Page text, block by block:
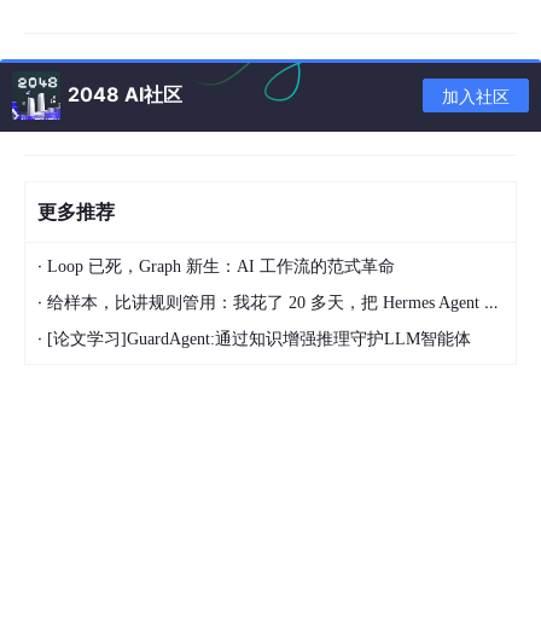
2048 AI社区 加入社区
更多推荐
· Loop 已死，Graph 新生：AI 工作流的范式革命
· 给样本，比讲规则管用：我花了 20 多天，把 Hermes Agent 训练成能独立交付的 Dify 开发助手
· [论文学习]GuardAgent:通过知识增强推理守护LLM智能体